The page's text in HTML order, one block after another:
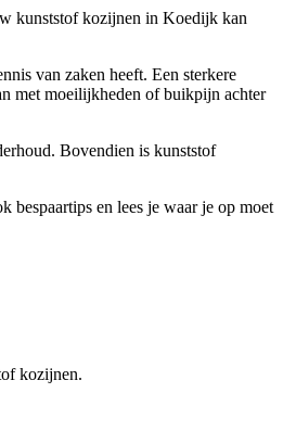
kunststof kozijnen in Koedijk kan
van zaken heeft. Een sterkere
met moeilijkheden of buikpijn achter
Bovendien is kunststof
en lees je waar je op moet
kozijnen.